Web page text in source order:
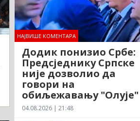
НАЈВИШЕ КОМЕНТАРА
Додик понизио Србе:
Предсједнику Српске
није дозволио да
говори на
обиљежавању "Олује"
04.08.2026 | 21:48